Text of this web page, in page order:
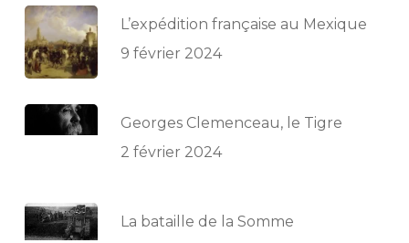
L’expédition française au Mexique
9 février 2024
Georges Clemenceau, le Tigre
2 février 2024
La bataille de la Somme